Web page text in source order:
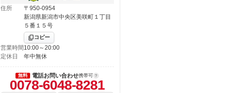
住所
〒950-0954
新潟県新潟市中央区美咲町１丁目
５番１５号
コピー
営業時間10:00～20:00
定休日
年中無休
無料 電話お問い合わせ携帯可
0078-6048-8281